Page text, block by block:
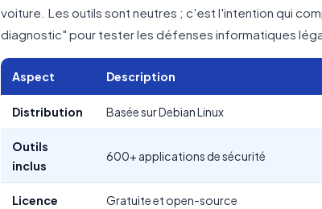
voiture. Les outils sont neutres ; c'est l'intention qui
diagnostic" pour tester les défenses informatiques
Aspect Description
Distribution Basée sur Debian Linux
Outils
inclus
600+ applications de sécurité
Licence Gratuite et open-source